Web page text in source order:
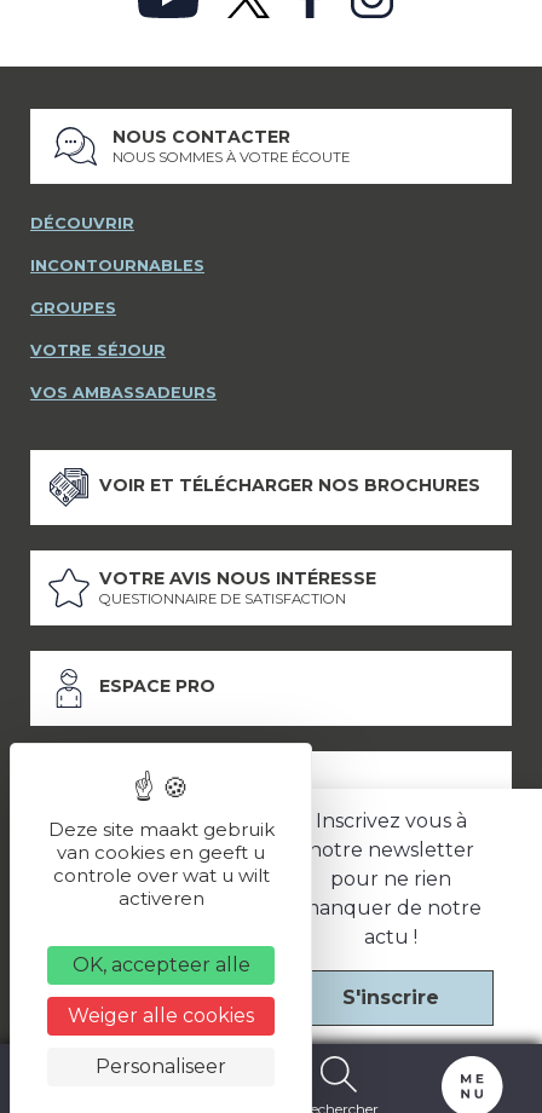
Rechercher
Inscrivez vous à
notre newsletter
pour ne rien
manquer de notre
actu !
S'inscrire
NOUS CONTACTER
NOUS SOMMES À VOTRE ÉCOUTE
DÉCOUVRIR
INCONTOURNABLES
GROUPES
VOTRE SÉJOUR
VOS AMBASSADEURS
VOIR ET TÉLÉCHARGER NOS BROCHURES
VOTRE AVIS NOUS INTÉRESSE
QUESTIONNAIRE DE SATISFACTION
ESPACE PRO
ESPACE PRESSE
LES PARTENAIRES
Politique de confidentialité
Une réalisation
Deze site maakt gebruik
van cookies en geeft u
controle over wat u wilt
activeren
OK, accepteer alle
Weiger alle cookies
Personaliseer